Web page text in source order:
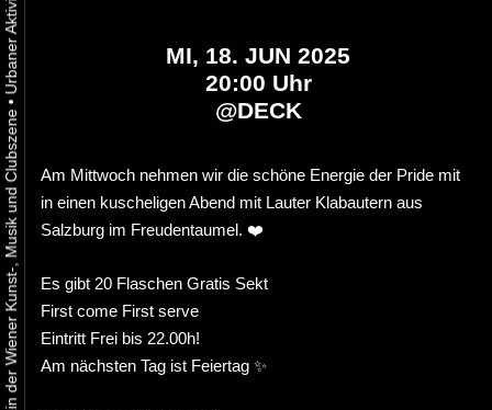
•
MI, 18. JUN 2025
20:00 Uhr
@DECK
Am Mittwoch nehmen wir die schöne Energie der Pride mit
in einen kuscheligen Abend mit Lauter Klabautern aus
Salzburg im Freudentaumel. ❤️
Es gibt 20 Flaschen Gratis Sekt
First come First serve
Eintritt Frei bis 22.00h!
Am nächsten Tag ist Feiertag ✨